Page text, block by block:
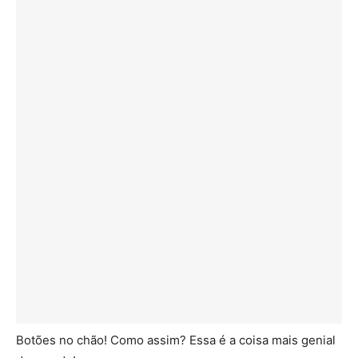
Botões no chão! Como assim? Essa é a coisa mais genial